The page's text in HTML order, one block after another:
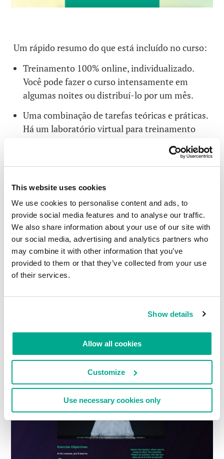
This website uses cookies
We use cookies to personalise content and ads, to
provide social media features and to analyse our traffic.
We also share information about your use of our site with
our social media, advertising and analytics partners who
may combine it with other information that you’ve
provided to them or that they’ve collected from your use
of their services.
Show details
Allow all cookies
Customize
Use necessary cookies only
Um rápido resumo do que está incluído no curso:
Treinamento 100% online, individualizado.
Você pode fazer o curso intensamente em
algumas noites ou distribuí-lo por um mês.
Uma combinação de tarefas teóricas e práticas.
Há um laboratório virtual para treinamento
ataques reais de ciberespionagem.
Um módulo sobre a arte de procurar por algo
sobre a qual você não tem conhecimento
preciso, quando a intuição diz que o cibervilão
está se escondendo em algum lugar, mas você
não sabe onde ou quem.
novo status como um ninja YARA. Como os
graduados anteriores nos disseram, este tipo de